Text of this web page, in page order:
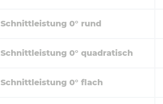
Schnittleistung 0° rund
Schnittleistung 0° quadratisch
Schnittleistung 0° flach